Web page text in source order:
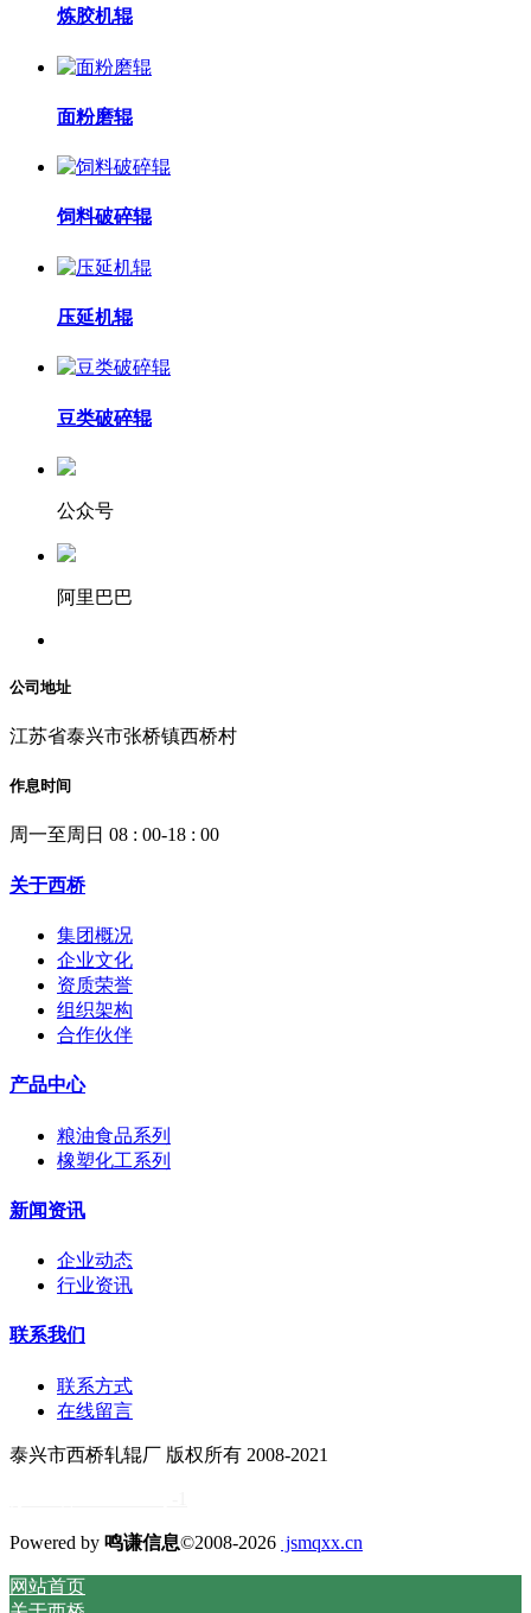
炼胶机辊
面粉磨辊
饲料破碎辊
压延机辊
豆类破碎辊
公众号
阿里巴巴
公司地址
江苏省泰兴市张桥镇西桥村
作息时间
周一至周日 08 : 00-18 : 00
关于西桥
集团概况
企业文化
资质荣誉
组织架构
合作伙伴
产品中心
粮油食品系列
橡塑化工系列
新闻资讯
企业动态
行业资讯
联系我们
联系方式
在线留言
泰兴市西桥轧辊厂 版权所有 2008-2021
Powered by 鸣谦信息©2008-2026 jsmqxx.cn
网站首页